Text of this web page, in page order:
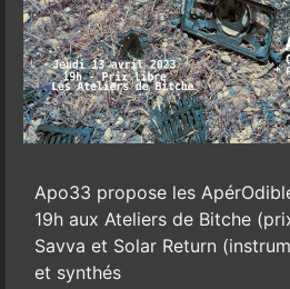
Apo33 propose les
19h aux Ateliers de Bitche
Savva et Solar Return
et synthés